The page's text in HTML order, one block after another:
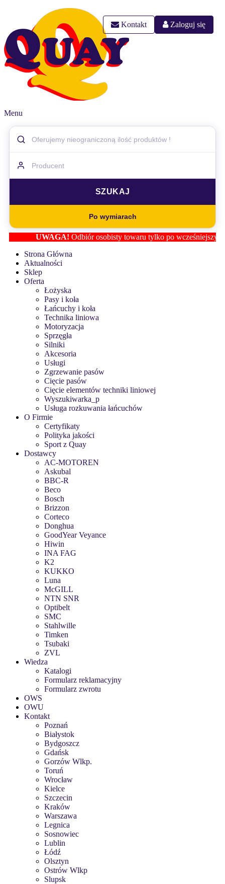
Kontakt Zaloguj się
Menu
Po wymiarach
UWAGA!Odbiór osobisty towaru tylko po wcześniejszym
Strona Główna
Aktualności
Sklep
Oferta
Łożyska
Pasy i koła
Łańcuchy i koła
Technika liniowa
Motoryzacja
Sprzęgła
Silniki
Akcesoria
Usługi
Zgrzewanie pasów
Cięcie pasów
Cięcie elementów techniki liniowej
Wyszukiwarka_p
Usługa rozkuwania łańcuchów
O Firmie
Certyfikaty
Polityka jakości
Sport z Quay
Dostawcy
AC-MOTOREN
Askubal
BBC-R
Beco
Bosch
Brizzon
Corteco
Donghua
GoodYear Veyance
Hiwin
INA FAG
K2
KUKKO
Luna
McGILL
NTN SNR
Optibelt
SMC
Stahlwille
Timken
Tsubaki
ZVL
Wiedza
Katalogi
Formularz reklamacyjny
Formularz zwrotu
OWS
OWU
Kontakt
Poznań
Białystok
Bydgoszcz
Gdańsk
Gorzów Wlkp.
Toruń
Wrocław
Kielce
Szczecin
Kraków
Warszawa
Legnica
Sosnowiec
Lublin
Łódź
Olsztyn
Ostrów Wlkp
Slupsk